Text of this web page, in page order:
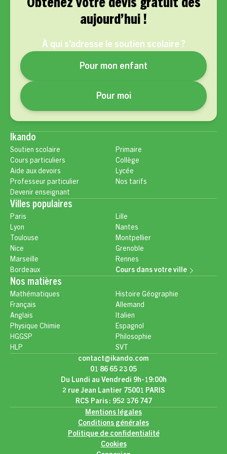
Obtenez votre devis gratuit dès
aujourd’hui !
À qui s’adresse le soutien scolaire ?
Pour mon enfant
Pour moi
Ikando
Soutien scolaire
Cours particuliers
Aide aux devoirs
Professeur particulier
Devenir enseignant
Primaire
Collège
Lycée
Nos tarifs
Villes populaires
Paris
Lyon
Toulouse
Nice
Marseille
Bordeaux
Lille
Nantes
Montpellier
Grenoble
Rennes
Cours dans votre ville
Nos matières
Mathématiques
Français
Anglais
Physique Chimie
HGGSP
HLP
Histoire Géographie
Allemand
Italien
Espagnol
Philosophie
SVT
contact@ikando.com
01 86 65 23 05
Du Lundi au Vendredi 9h-19:00h
2 rue Jean Lantier 75001 PARIS
RCS Paris : 952 376 747
Mentions légales
Conditions générales
Politique de confidentialité
Cookies